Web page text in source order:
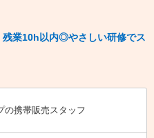
残業10h以内◎やさしい研修でス
の携帯販売スタッフ